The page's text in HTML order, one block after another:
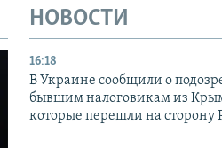
НОВОСТИ
16:18
В Украине сообщили о
бывшим налоговикам из
которые перешли на сторону